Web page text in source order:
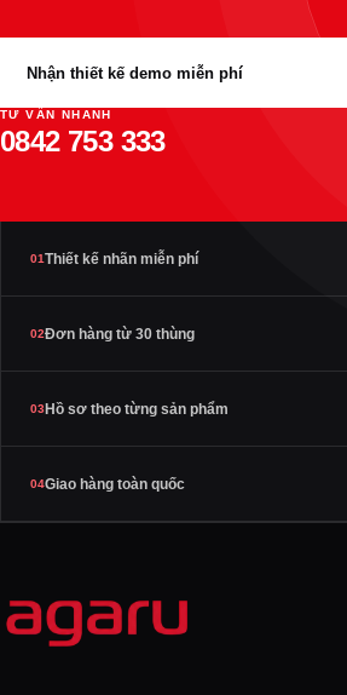
Nhận thiết kế demo miễn phí
TƯ VẤN NHANH
0842 753 333
01Thiết kế nhãn miễn phí
02Đơn hàng từ 30 thùng
03Hồ sơ theo từng sản phẩm
04Giao hàng toàn quốc